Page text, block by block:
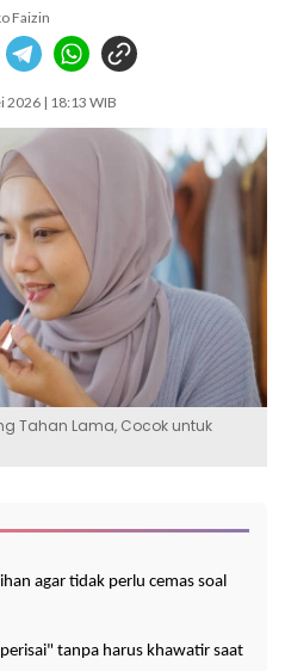
Faizin
2026 | 18:13 WIB
Tahan Lama, Cocok untuk
agar tidak perlu cemas soal
tanpa harus khawatir saat